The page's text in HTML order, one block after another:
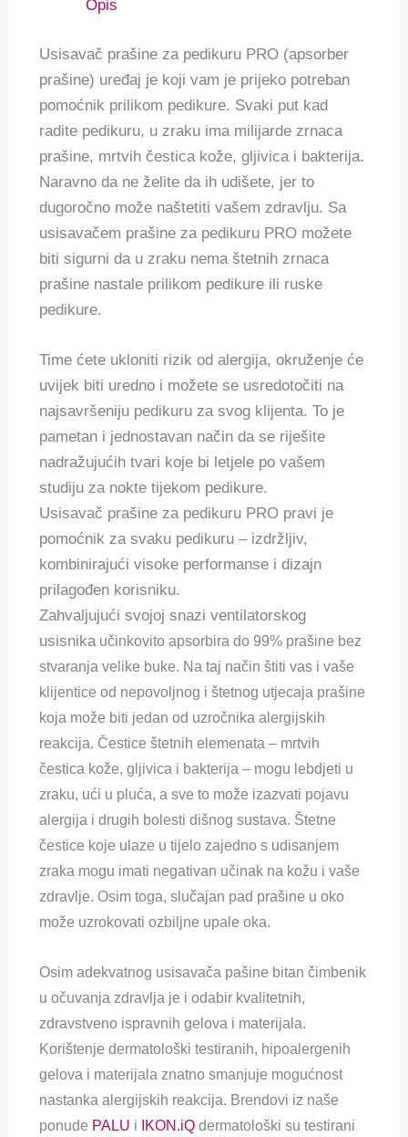
Opis
Usisavač prašine za pedikuru PRO (apsorber
prašine) uređaj je koji vam je prijeko potreban
pomoćnik prilikom pedikure. Svaki put kad
radite pedikuru, u zraku ima milijarde zrnaca
prašine, mrtvih čestica kože, gljivica i bakterija.
Naravno da ne želite da ih udišete, jer to
dugoročno može naštetiti vašem zdravlju. Sa
usisavačem prašine za pedikuru PRO možete
biti sigurni da u zraku nema štetnih zrnaca
prašine nastale prilikom pedikure ili ruske
pedikure.
Time ćete ukloniti rizik od alergija, okruženje će
uvijek biti uredno i možete se usredotočiti na
najsavršeniju pedikuru za svog klijenta. To je
pametan i jednostavan način da se riješite
nadražujućih tvari koje bi letjele po vašem
studiju za nokte tijekom pedikure.
Usisavač prašine za pedikuru PRO pravi je
pomoćnik za svaku pedikuru – izdržljiv,
kombinirajući visoke performanse i dizajn
prilagođen korisniku.
Zahvaljujući svojoj snazi ventilatorskog
usisnika učinkovito apsorbira do 99% prašine bez
stvaranja velike buke. Na taj način štiti vas i vaše
klijentice od nepovoljnog i štetnog utjecaja prašine
koja može biti jedan od uzročnika alergijskih
reakcija. Čestice štetnih elemenata – mrtvih
čestica kože, gljivica i bakterija – mogu lebdjeti u
zraku, ući u pluća, a sve to može izazvati pojavu
alergija i drugih bolesti dišnog sustava. Štetne
čestice koje ulaze u tijelo zajedno s udisanjem
zraka mogu imati negativan učinak na kožu i vaše
zdravlje. Osim toga, slučajan pad prašine u oko
može uzrokovati ozbiljne upale oka.
Osim adekvatnog usisavača pašine bitan čimbenik
u očuvanja zdravlja je i odabir kvalitetnih,
zdravstveno ispravnih gelova i materijala.
Korištenje dermatološki testiranih, hipoalergenih
gelova i materijala znatno smanjuje mogućnost
nastanka alergijskih reakcija. Brendovi iz naše
ponude PALU i IKON.iQ dermatološki su testirani